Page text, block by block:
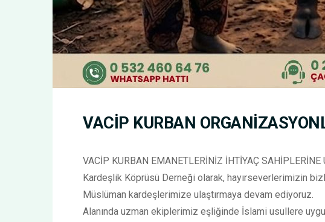
VACİP KURBAN
VACİP KURBAN EMANETLERİNİZ İHTİYAÇ SAHİPLERİNE
Kardeşlik Köprüsü Derneği olarak, hayırseverlerimizin
Müslüman kardeşlerimize ulaştırmaya devam ediyoruz.
Alanında uzman ekiplerimiz eşliğinde İslami usullere